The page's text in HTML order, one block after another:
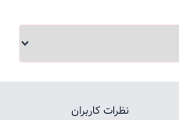
نظرات کاربران